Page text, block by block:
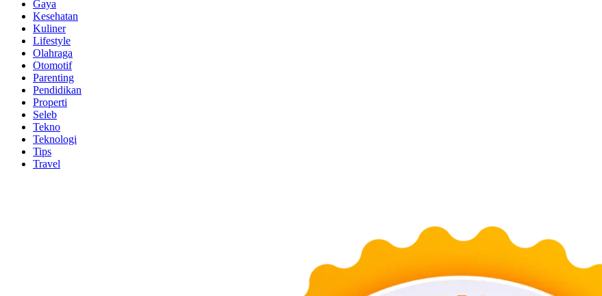
Gaya
Kesehatan
Kuliner
Lifestyle
Olahraga
Otomotif
Parenting
Pendidikan
Properti
Seleb
Tekno
Teknologi
Tips
Travel